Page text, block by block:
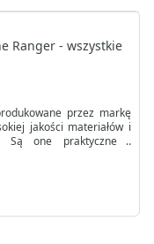
Ranger - wszystkie
przez markę
jakości materiałów i
Są one praktyczne i
warunkach trudnego
jest z gęstej
jakości, połączonej z
co czyni buty odporne